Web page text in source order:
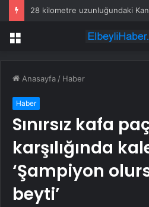
Menü
Anasayfa / Haber
Haber
Sınırsız kafa
karşılığında
‘Şampiyon
beyti’